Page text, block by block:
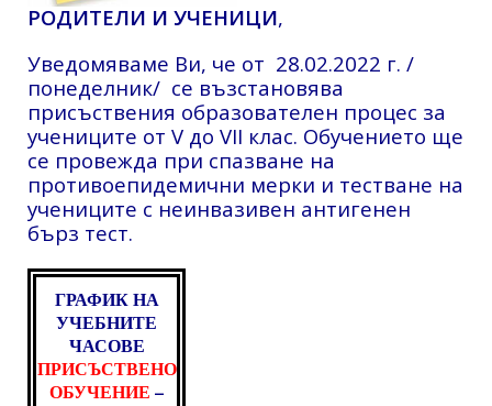
РОДИТЕЛИ И УЧЕНИЦИ,
Уведомяваме Ви, че от 28.02.2022 г. /
понеделник/ се възстановява
присъствения образователен процес за
учениците от V до VII клас. Обучението ще
се провежда при спазване на
противоепидемични мерки и тестване на
учениците с неинвазивен антигенен
бърз тест.
ГРАФИК НА
УЧЕБНИТЕ
ЧАСОВЕ
ПРИСЪСТВЕНО
ОБУЧЕНИЕ –